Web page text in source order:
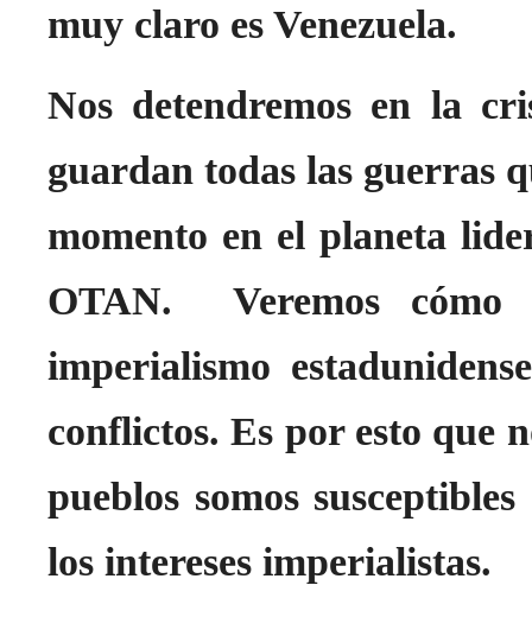
muy claro es Venezuela.
Nos detendremos en la
guardan todas las guerras
momento en el planeta
OTAN. Veremos cómo
imperialismo
conflictos. Es por esto que
pueblos somos
los intereses imperialistas.